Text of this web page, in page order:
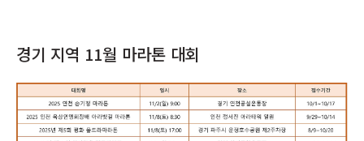
경기 지역 11월 마라톤 대회